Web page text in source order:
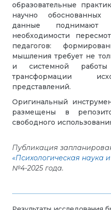
образовательные
научно обоснованных
данные
необходимости
педагогов:
мышления требует не
и системной
трансформации
представлений.
Оригинальный
размещены в
свободного
Публикация
«Психологическая наука
№4-2025 года.